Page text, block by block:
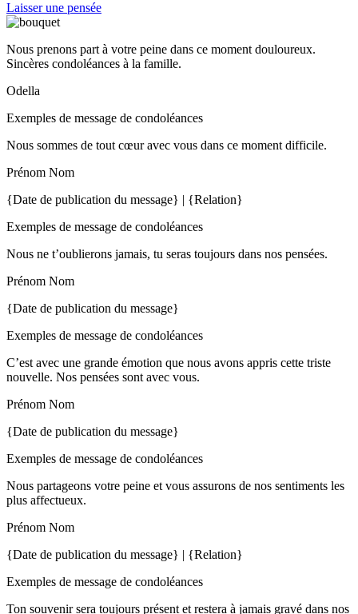
Laisser une pensée
Nous prenons part à votre peine dans ce moment douloureux.
Sincères condoléances à la famille.
Odella
Exemples de message de condoléances
Nous sommes de tout cœur avec vous dans ce moment difficile.
Prénom Nom
{Date de publication du message} | {Relation}
Exemples de message de condoléances
Nous ne t’oublierons jamais, tu seras toujours dans nos pensées.
Prénom Nom
{Date de publication du message}
Exemples de message de condoléances
C’est avec une grande émotion que nous avons appris cette triste
nouvelle. Nos pensées sont avec vous.
Prénom Nom
{Date de publication du message}
Exemples de message de condoléances
Nous partageons votre peine et vous assurons de nos sentiments les
plus affectueux.
Prénom Nom
{Date de publication du message} | {Relation}
Exemples de message de condoléances
Ton souvenir sera toujours présent et restera à jamais gravé dans nos